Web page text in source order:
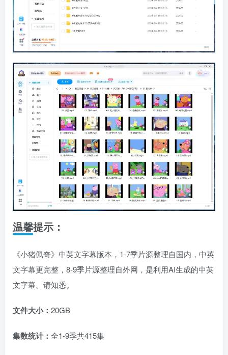
温馨提示：
《小猪佩奇》中英文字幕版本，1-7季片源整理自国内，中英
文字幕更完整，8-9季片源整理自外网，是利用AI生成的中英
文字幕。请知悉。
文件大小： 20GB
集数统计： 全1-9季共415集